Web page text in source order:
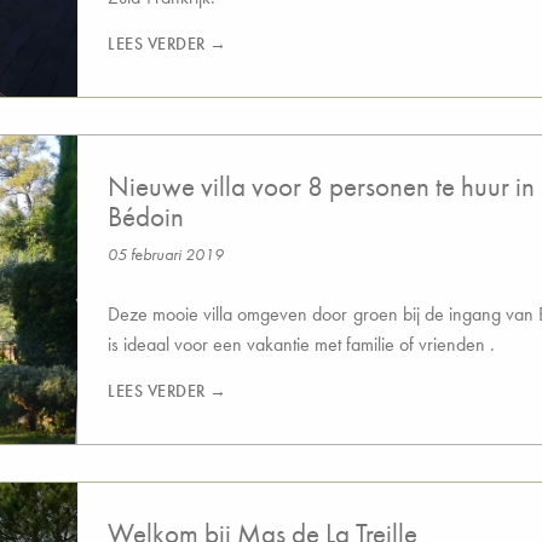
LEES VERDER →
Nieuwe villa voor 8 personen te huur in
Bédoin
05 februari 2019
Deze mooie villa omgeven door groen bij de ingang van
is ideaal voor een vakantie met familie of vrienden .
LEES VERDER →
Welkom bij Mas de La Treille